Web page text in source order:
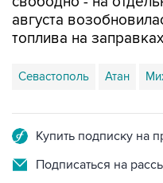
августа
топлива на
Севастополь Атан
Купить подписку на
Подписаться на